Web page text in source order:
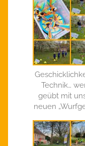
Technik…
geübt mit
neuen